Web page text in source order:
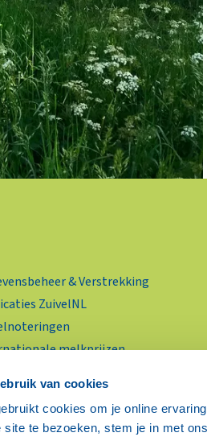
van cookies
cookies om je online
site te bezoeken, stem je in met
& Verstrekking
ZuivelNL
melkprijzen
& Marktprijzen
ZuivelNL